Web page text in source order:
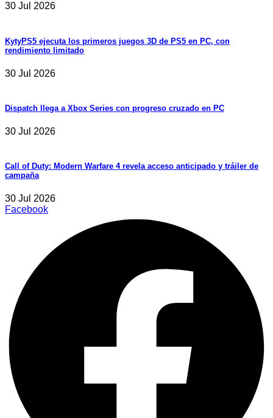
30 Jul 2026
KytyPS5 ejecuta los primeros juegos 3D de PS5 en PC, con
rendimiento limitado
30 Jul 2026
Dispatch llega a Xbox Series con progreso cruzado en PC
30 Jul 2026
Call of Duty: Modern Warfare 4 revela acceso anticipado y tráiler de
campaña
30 Jul 2026
Facebook